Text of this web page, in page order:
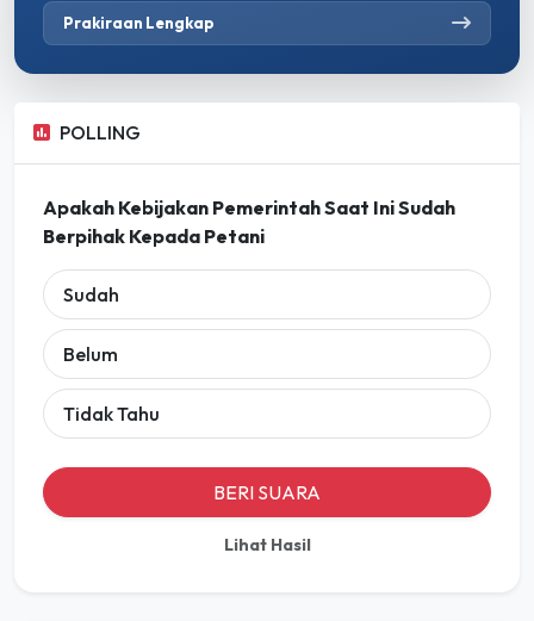
Prakiraan Lengkap
POLLING
Apakah Kebijakan Pemerintah Saat Ini Sudah
Berpihak Kepada Petani
Sudah
Belum
Tidak Tahu
BERI SUARA
Lihat Hasil